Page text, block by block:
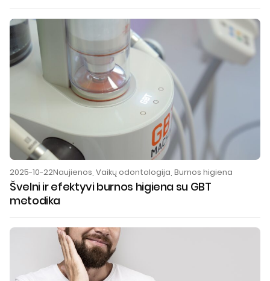
Švelni ir efektyvi burnos higiena su GBT
metodika
2025-10-22Naujienos Vaikų odontologija Burnos higiena